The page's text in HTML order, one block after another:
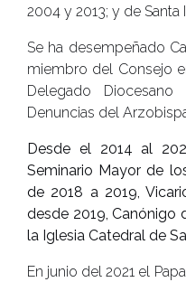
2004 y 2013; y de Santa
Se ha desempeñado
miembro del Consejo
Delegado
Denuncias del
Desde el 2014 al
Seminario Mayor de
de 2018 a 2019,
desde 2019,
la Iglesia Catedral de
En junio del 2021 el